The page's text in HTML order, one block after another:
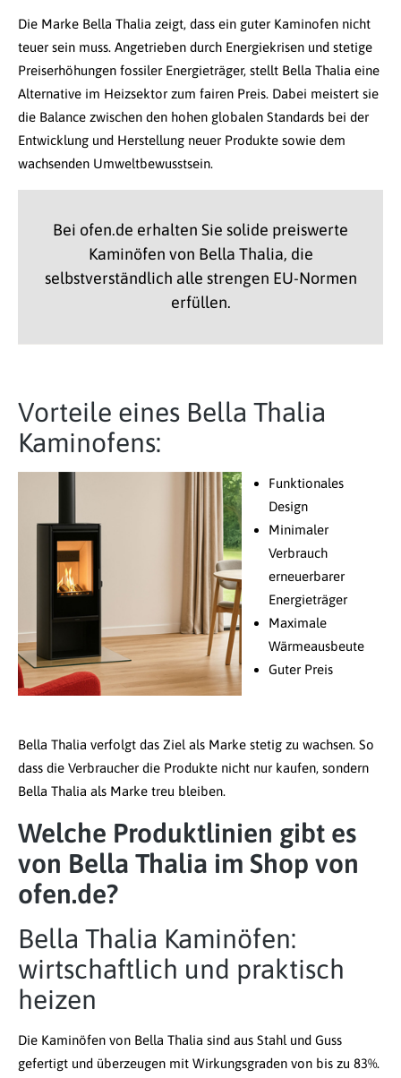
Die Marke Bella Thalia zeigt, dass ein guter Kaminofen nicht
teuer sein muss. Angetrieben durch Energiekrisen und stetige
Preiserhöhungen fossiler Energieträger, stellt Bella Thalia eine
Alternative im Heizsektor zum fairen Preis. Dabei meistert sie
die Balance zwischen den hohen globalen Standards bei der
Entwicklung und Herstellung neuer Produkte sowie dem
wachsenden Umweltbewusstsein.
Bei ofen.de erhalten Sie solide preiswerte
Kaminöfen von Bella Thalia, die
selbstverständlich alle strengen EU-Normen
erfüllen.
Vorteile eines Bella Thalia
Kaminofens:
Funktionales
Design
Minimaler
Verbrauch
erneuerbarer
Energieträger
Maximale
Wärmeausbeute
Guter Preis
Bella Thalia verfolgt das Ziel als Marke stetig zu wachsen. So
dass die Verbraucher die Produkte nicht nur kaufen, sondern
Bella Thalia als Marke treu bleiben.
Welche Produktlinien gibt es
von Bella Thalia im Shop von
ofen.de?
Bella Thalia Kaminöfen:
wirtschaftlich und praktisch
heizen
Die Kaminöfen von Bella Thalia sind aus Stahl und Guss
gefertigt und überzeugen mit Wirkungsgraden von bis zu 83%.